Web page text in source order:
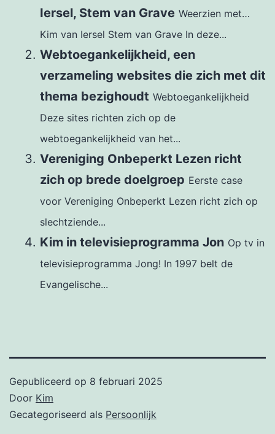
Iersel, Stem van Grave Weerzien met…
Kim van Iersel Stem van Grave In deze...
Webtoegankelijkheid, een
verzameling websites die zich met dit
thema bezighoudt Webtoegankelijkheid
Deze sites richten zich op de
webtoegankelijkheid van het...
Vereniging Onbeperkt Lezen richt
zich op brede doelgroep Eerste case
voor Vereniging Onbeperkt Lezen richt zich op
slechtziende...
Kim in televisieprogramma Jon Op tv in
televisieprogramma Jong! In 1997 belt de
Evangelische...
Gepubliceerd op 8 februari 2025
Door Kim
Gecategoriseerd als Persoonlijk